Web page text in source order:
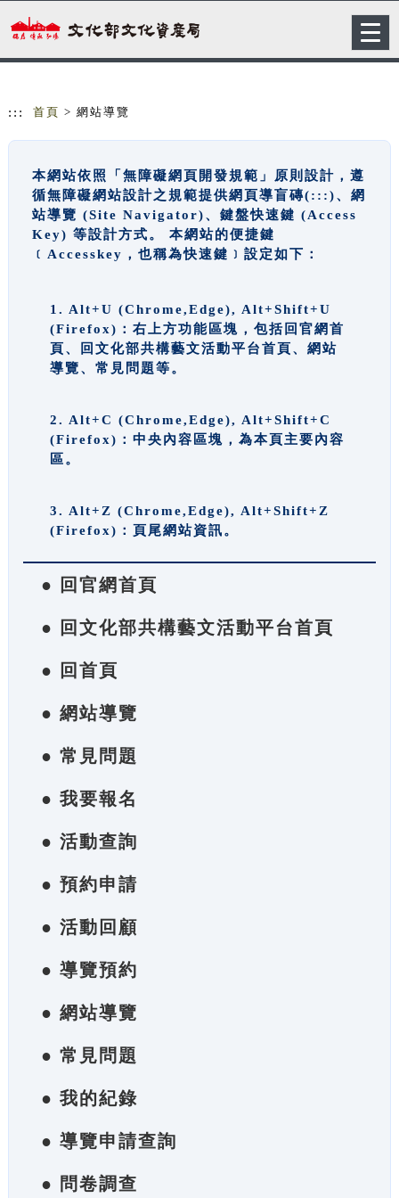
::: 首頁 > 網站導覽
本網站依照「無障礙網頁開發規範」原則設計，遵
循無障礙網站設計之規範提供網頁導盲磚(:::)、網
站導覽 (Site Navigator)、鍵盤快速鍵 (Access
Key) 等設計方式。 本網站的便捷鍵
﹝Accesskey，也稱為快速鍵﹞設定如下：
1. Alt+U (Chrome,Edge), Alt+Shift+U
(Firefox)：右上方功能區塊，包括回官網首
頁、回文化部共構藝文活動平台首頁、網站
導覽、常見問題等。
2. Alt+C (Chrome,Edge), Alt+Shift+C
(Firefox)：中央內容區塊，為本頁主要內容
區。
3. Alt+Z (Chrome,Edge), Alt+Shift+Z
(Firefox)：頁尾網站資訊。
● 回官網首頁
● 回文化部共構藝文活動平台首頁
● 回首頁
● 網站導覽
● 常見問題
● 我要報名
● 活動查詢
● 預約申請
● 活動回顧
● 導覽預約
● 網站導覽
● 常見問題
● 我的紀錄
● 導覽申請查詢
● 問卷調查